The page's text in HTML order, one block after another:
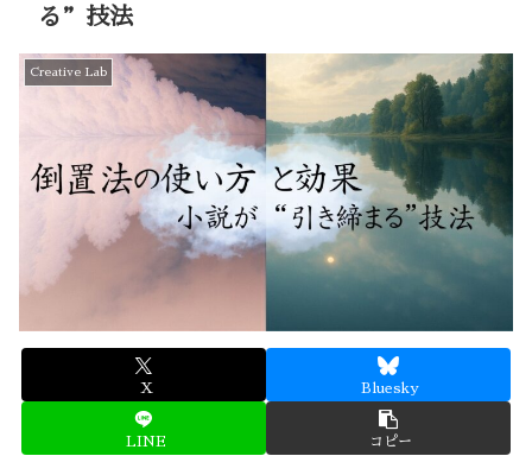
る”技法
Creative Lab
X Bluesky
LINE コピー